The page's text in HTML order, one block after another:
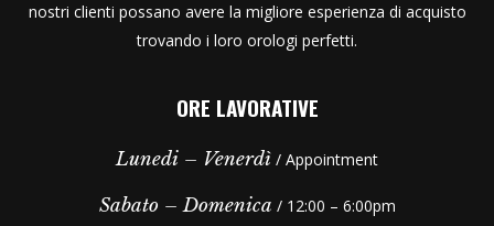
nostri clienti possano avere la migliore esperienza di acquisto
trovando i loro orologi perfetti.
ORE LAVORATIVE
Lunedi – Venerdì / Appointment
Sabato – Domenica / 12:00 – 6:00pm